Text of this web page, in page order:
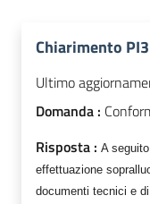
Chiarimento
Ultimo
Domanda :
Risposta : A
effettuazione
documenti tecnici e